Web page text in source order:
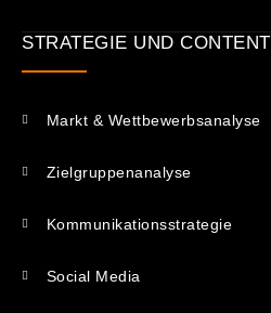
STRATEGIE UND CONTENT
Markt & Wettbewerbsanalyse
Zielgruppenanalyse
Kommunikations­strategie
Social Media